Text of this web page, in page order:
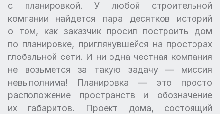
с планировкой. У любой строительной
компании найдется пара десятков историй
о том, как заказчик просил построить дом
по планировке, приглянувшейся на просторах
глобальной сети. И ни одна честная компания
не возьмется за такую задачу — миссия
невыполнима! Планировка — это просто
расположение пространств и обозначение
их габаритов. Проект дома, состоящий